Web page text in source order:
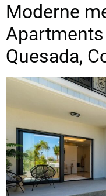
Moderne
Quesada,